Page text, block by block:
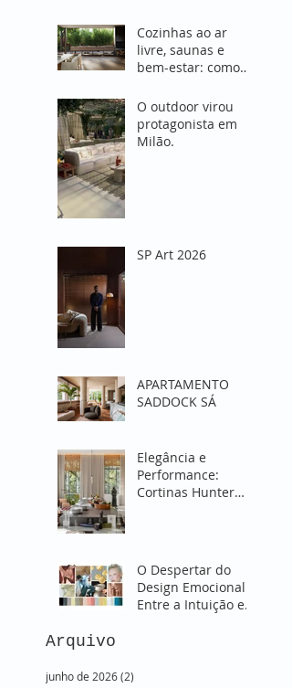
Cozinhas ao ar
livre, saunas e
bem-estar: como
redefiniu o
conceito de viver
fora de casa
O outdoor virou
protagonista em
Milão.
SP Art 2026
APARTAMENTO
SADDOCK SÁ
Elegância e
Performance:
Cortinas Hunter
O Despertar do
Design Emocional:
Entre a Intuição e o
Arquivo
junho de 2026(2)